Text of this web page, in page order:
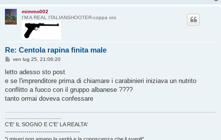
mimmo002
I'M A REAL ITALIANSHOOTER-coppa oro
Re: Centola rapina finita male
M
s
a
g
i
ven lug 25, 21:06:20
letto adesso sto post
e se l'imprenditore prima di chiamare i carabinieri iniziava un nutrito
conflitto a fuoco con il gruppo albanese ????
tanto ormai doveva confessare
C'E' IL SOGNO E C'E' LA REALTA'
--------------------------------------